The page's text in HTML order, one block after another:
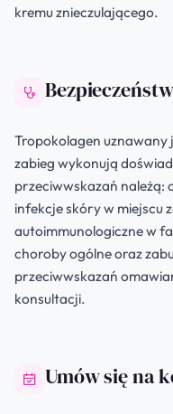
kremu znieczulającego.
Tropokolagen uznawany
zabieg wykonują
przeciwwskazań należą:
infekcje skóry w miejscu
autoimmunologiczne w
choroby ogólne oraz
przeciwwskazań
konsultacji.
Umów się na